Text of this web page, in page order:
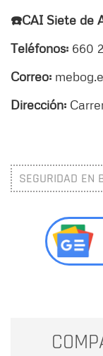
☎️CAI Siete de
Teléfonos: 660
Correo:
Dirección:
SEGURIDAD EN